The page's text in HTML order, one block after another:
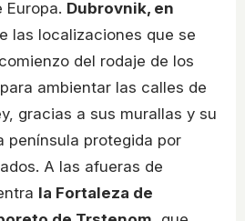
Europa. Dubrovnik, en
las localizaciones que se
del rodaje de los
ambientar las calles de
gracias a sus murallas y su
península protegida por
A las afueras de
la Fortaleza de